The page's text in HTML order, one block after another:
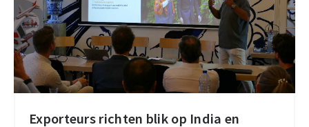
Exporteurs richten blik op India en
Exporteurs